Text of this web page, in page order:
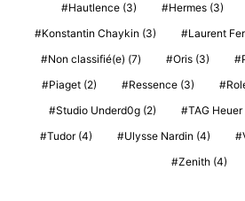
Hautlence (3) Hermes (3)
Konstantin Chaykin (3) Laurent
Non classifié(e) (7) Oris (3)
Piaget(2) Ressence(3)
Studio Underd0g (2) TAG Heuer
Tudor(4) Ulysse Nardin (4)
Zenith(4)